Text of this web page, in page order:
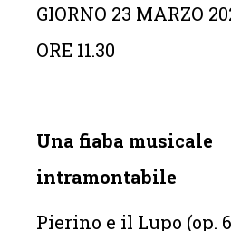
GIORNO 23 MARZO
ORE 11.30
Una fiaba musicale
intramontabile
Pierino e il Lupo (op.